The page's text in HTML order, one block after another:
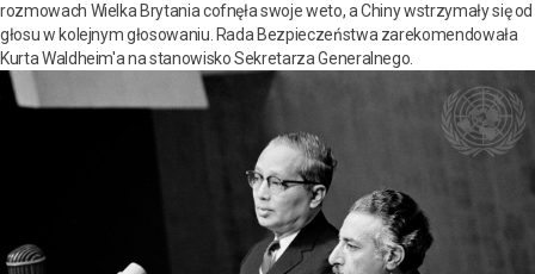
rozmowach Wielka Brytania cofnęła swoje weto, a Chiny wstrzymały się od
głosu w kolejnym głosowaniu. Rada Bezpieczeństwa zarekomendowała
Kurta Waldheim'a na stanowisko Sekretarza Generalnego.